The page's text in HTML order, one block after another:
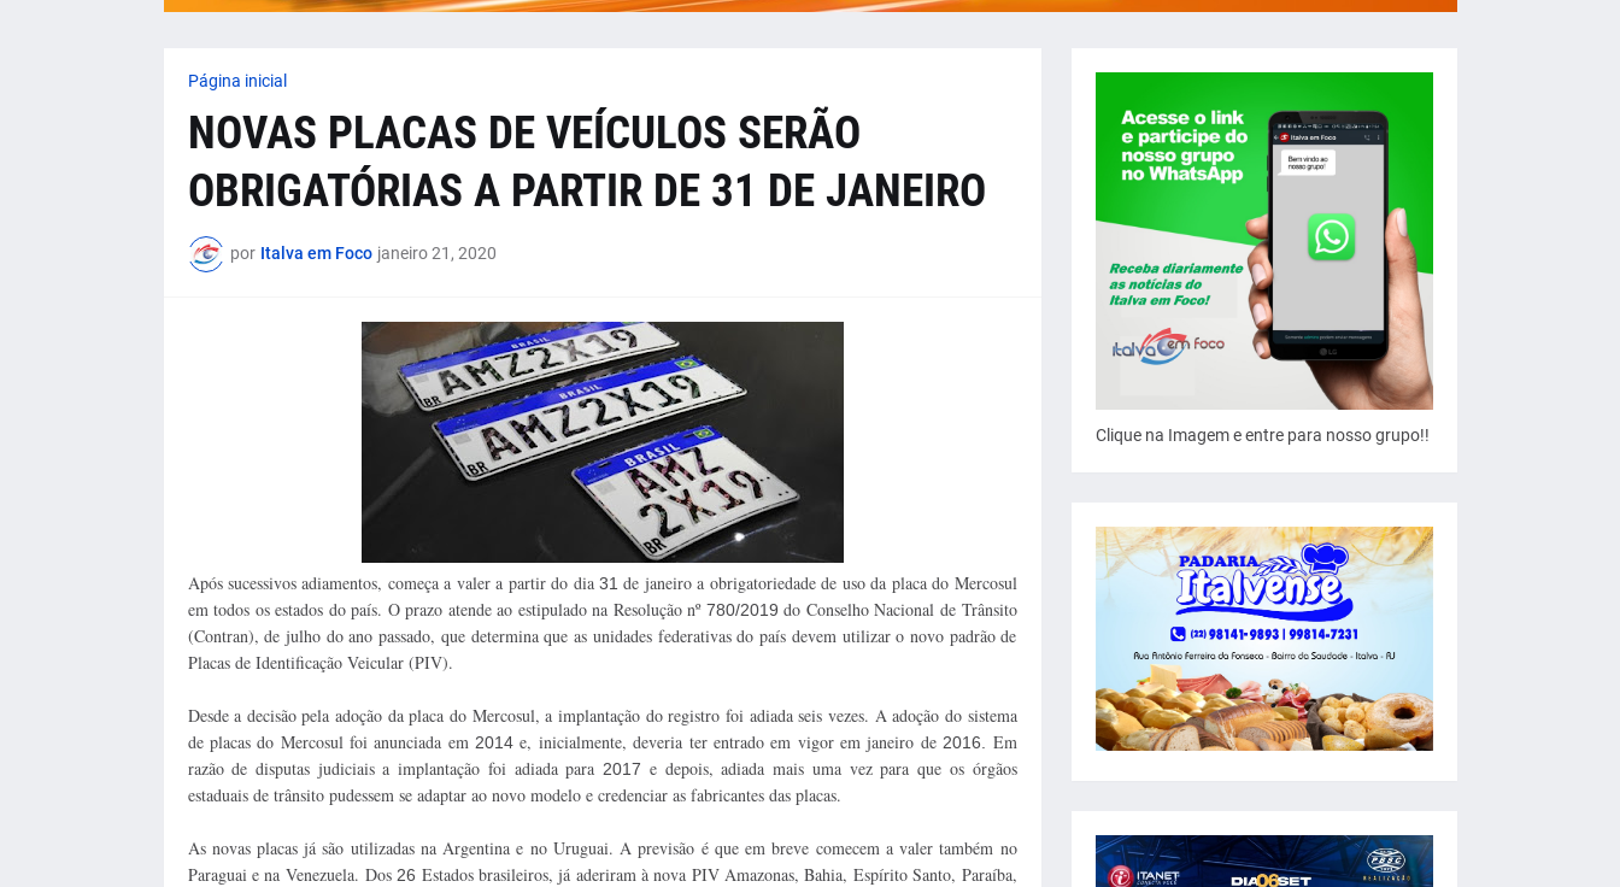
Página inicial
NOVAS PLACAS DE VEÍCULOS SERÃO
OBRIGATÓRIAS A PARTIR DE 31 DE JANEIRO
por Italva em Foco janeiro 21, 2020
Após sucessivos adiamentos, começa a valer a partir do dia 31 de janeiro a obrigatoriedade de uso da placa do Mercosul
em todos os estados do país. O prazo atende ao estipulado na Resolução nº 780/2019 do Conselho Nacional de Trânsito
(Contran), de julho do ano passado, que determina que as unidades federativas do país devem utilizar o novo padrão de
Placas de Identificação Veicular (PIV).
Desde a decisão pela adoção da placa do Mercosul, a implantação do registro foi adiada seis vezes. A adoção do sistema
de placas do Mercosul foi anunciada em2014 e, inicialmente, deveria ter entrado em vigor em janeiro de2016.
Em
razão de disputas judiciais a implantação foi adiada para2017 e depois, adiada mais uma vez para que os órgãos
estaduais de trânsito pudessem se adaptar ao novo modelo e credenciar as fabricantes das placas.
As novas placas já são utilizadas na Argentina e no Uruguai. A previsão é que em breve comecem a valer também no
Paraguai e na Venezuela. Dos26 Estados brasileiros, já aderiram à nova PIV Amazonas, Bahia, Espírito Santo, Paraíba,
Clique na Imagem e entre para nosso grupo!!